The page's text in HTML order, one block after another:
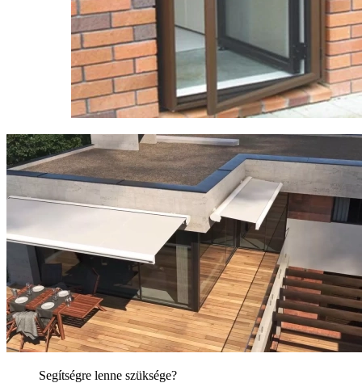
Segítségre lenne szüksége?